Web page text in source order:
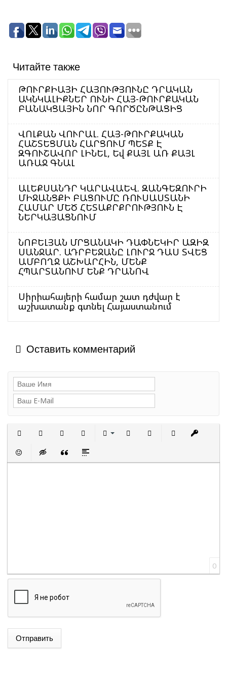
Читайте также
ԹՈՒՐՔԻԱՅԻ ՀԱՅՈՒԹՅՈՒՆԸ ԴՐԱԿԱՆ
ԱԿՆԿԱԼԻՔՆԵՐ ՈՒՆԻ ՀԱՅ-ԹՈՒՐՔԱԿԱՆ
ԲԱՆԱԿՑԱՅԻՆ ՆՈՐ ԳՈՐԾԸՆԹԱՑԻՑ
ՎՈԼՔԱՆ ՎՈՒՐԱԼ. ՀԱՅ-ԹՈՒՐՔԱԿԱՆ
ՀԱՇՏԵՑՄԱՆ ՀԱՐՑՈՒՄ ՊԵՏՔ Է
ԶԳՈՒՇԱՎՈՐ ԼԻՆԵԼ, Եվ ՔԱՅԼ ԱՌ ՔԱՅԼ
ԱՌԱՋ ԳՆԱԼ
ԱԼԵՔՍԱՆԴՐ ԿԱՐԱՎԱԵՎ. ԶԱՆԳԵԶՈՒՐԻ
ՄԻՋԱՆՑՔԻ ԲԱՑՈՒՄԸ ՌՈՒՍԱՍՏԱՆԻ
ՀԱՄԱՐ ՄԵԾ ՀԵՏԱՔՐՔՐՈՒԹՅՈՒՆ Է
ՆԵՐԿԱՅԱՑՆՈՒՄ
ՆՈԲԵԼՅԱՆ ՄՐՑԱՆԱԿԻ ԴԱՓՆԵԿԻՐ ԱԶԻԶ
ՍԱՆՋԱՐ. ԱԴՐԲԵՋԱՆԸ ԼՈՒՐՋ ԴԱՍ ՏՎԵՑ
ԱՄԲՈՂՋ ԱՇԽԱՐՀԻՆ, ՄԵՆՔ
ՀՊԱՐՏԱՆՈՒՄ ԵՆՔ ԴՐԱՆՈՎ
Սիրիահայերի համար շատ դժվար է
աշխատանք գտնել Հայաստանում
Оставить комментарий
Полужирный
Вставить смайлик
Вставка скрытого текста
Вставка цитаты
Вставка спойлера
0
Отправить
ՌՈՒԲԵՆ ՌՈՒԲԻՆՅԱՆԸ ԸՆՏՐՎԵՑ ԱԺ ՆԱԽԱԳԱՀ